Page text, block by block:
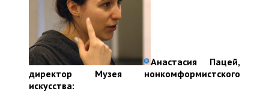
Анастасия Пацей,
директор Музея нонкомформистского
искусства: